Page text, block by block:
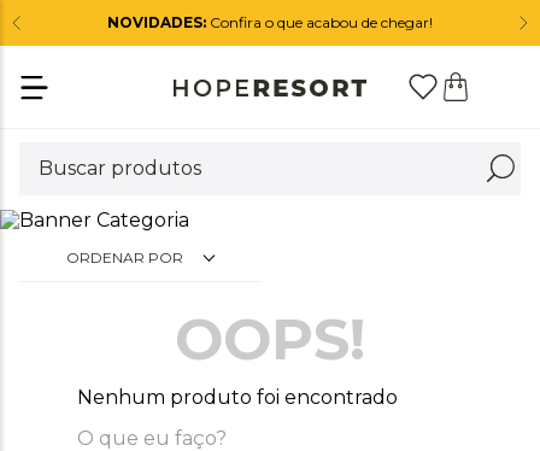
NOVIDADES: Confira o que acabou de chegar!
ORDENAR POR
OOPS!
Nenhum produto foi encontrado
O que eu faço?